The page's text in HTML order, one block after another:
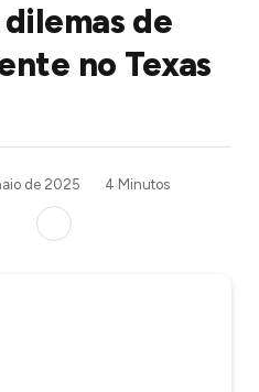
de
no Texas
de 2025 4 Minutos